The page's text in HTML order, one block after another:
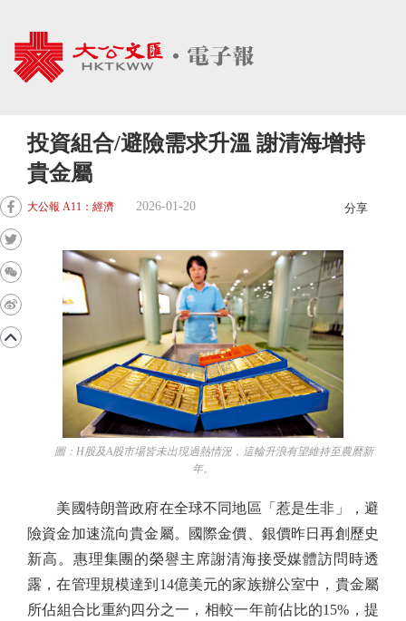
投資組合/避險需求升溫 謝清海增持
貴金屬
大公報 A11：經濟 2026-01-20 分享
圖：H股及A股市場皆未出現過熱情況，這輪升浪有望維持至農曆新
年。
美國特朗普政府在全球不同地區「惹是生非」，避
險資金加速流向貴金屬。國際金價、銀價昨日再創歷史
新高。惠理集團的榮譽主席謝清海接受媒體訪問時透
露，在管理規模達到14億美元的家族辦公室中，貴金屬
所佔組合比重約四分之一，相較一年前佔比的15%，提